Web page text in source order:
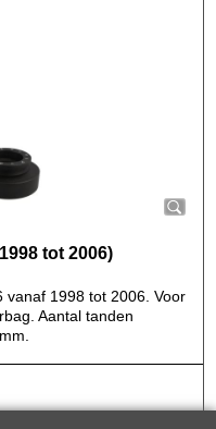
tot 2006)
vanaf 1998 tot 2006. Voor
Aantal tanden